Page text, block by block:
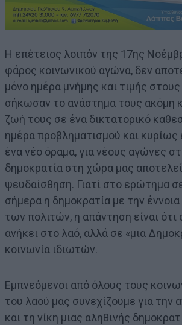
Η επέτειος λοιπόν της 17ης
φάρος κοινωνικού αγώνα, δεν
μόνο ημέρα μνήμης και τιμής
σήκωσαν το ανάστημα τους ακόμη
ζωή τους σε ένα δικτατορικό
ημέρα προβληματισμού και κυρίως
ένα νέο όραμα, για νέους αγώνες
δημοκρατία στη χώρα μας
ψευδαίσθηση. Γιατί στο ερώτημα
σήμερα η δημοκρατία με την
των πολιτών, η απάντηση είναι ότι
ανήκει στο λαό, αλλά σε «μια
κοινωνία ιδιωτών.
Εμπνεόμενοι από όλους τους
του λαού μας συνεχίζουμε για την
και τη νίκη μιας αληθινής